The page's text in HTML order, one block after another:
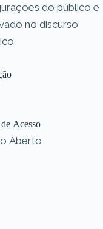
do público e
no discurso
Acesso
Aberto